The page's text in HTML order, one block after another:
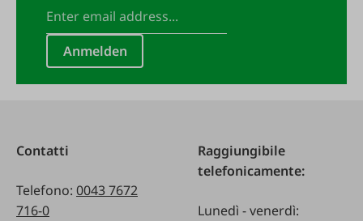
Anmelden
Contatti
Telefono: 0043 7672
716-0
Raggiungibile
telefonicamente:
Lunedì - venerdì: